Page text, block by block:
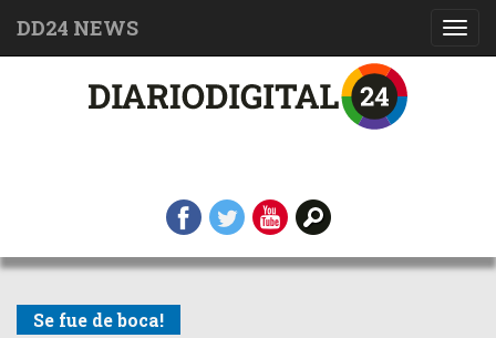
DD24 NEWS
Se fue de boca!